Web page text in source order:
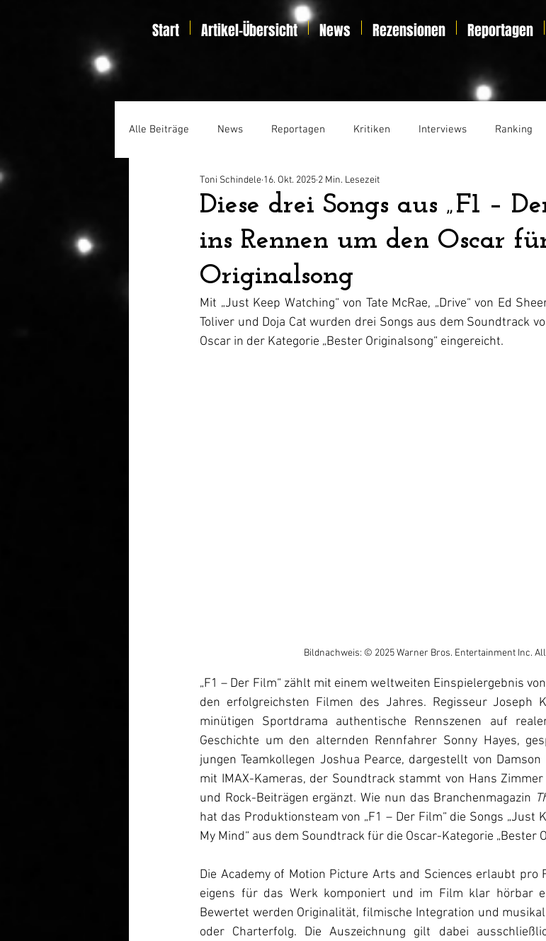
Start Artikel-Übersicht News Rezensionen Reportagen
Alle Beiträge News Reportagen Kritiken Interviews Ranking
Home Entertainment Essay
Diese drei Songs aus „F1 –
ins Rennen um den Oscar
Originalsong
Toni Schindele 16. Okt. 2025 2 Min. Lesezeit
Mit „Just Keep Watching“ von Tate McRae, „Drive“ von Ed
Toliver und Doja Cat wurden drei Songs aus dem Soundtrack
Oscar in der Kategorie „Bester Originalsong“ eingereicht.
Bildnachweis: © 2025 Warner Bros. Entertainment Inc.
„F1 – Der Film“ zählt mit einem weltweiten Einspielergebnis
den erfolgreichsten Filmen des Jahres. Regisseur Joseph
minütigen Sportdrama authentische Rennszenen auf
Geschichte um den alternden Rennfahrer Sonny Hayes,
jungen Teamkollegen Joshua Pearce, dargestellt von
mit IMAX-Kameras, der Soundtrack stammt von Hans
und Rock-Beiträgen ergänzt. Wie nun das Branchenmagazin
hat das Produktionsteam von „F1 – Der Film“ die Songs „Just
My Mind“ aus dem Soundtrack für die Oscar-Kategorie „Bester
Die Academy of Motion Picture Arts and Sciences erlaubt pro
eigens für das Werk komponiert und im Film klar hörbar
Bewertet werden Originalität, filmische Integration und
oder Charterfolg. Die Auszeichnung gilt dabei